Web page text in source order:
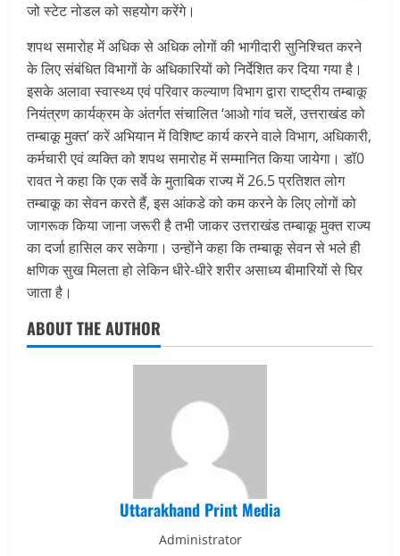
जो स्टेट नोडल को सहयोग करेंगे।
शपथ समारोह में अधिक से अधिक लोगों की भागीदारी सुनिश्चित करने
के लिए संबंधित विभागों के अधिकारियों को निर्देशित कर दिया गया है।
इसके अलावा स्वास्थ्य एवं परिवार कल्याण विभाग द्वारा राष्ट्रीय तम्बाकू
नियंत्रण कार्यक्रम के अंतर्गत संचालित ‘आओ गांव चलें, उत्तराखंड को
तम्बाकू मुक्त’ करें अभियान में विशिष्ट कार्य करने वाले विभाग, अधिकारी,
कर्मचारी एवं व्यक्ति को शपथ समारोह में सम्मानित किया जायेगा। डॉ0
रावत ने कहा कि एक सर्वे के मुताबिक राज्य में 26.5 प्रतिशत लोग
तम्बाकू का सेवन करते हैं, इस आंकडे को कम करने के लिए लोगों को
जागरूक किया जाना जरूरी है तभी जाकर उत्तराखंड तम्बाकू मुक्त राज्य
का दर्जा हासिल कर सकेगा। उन्होंने कहा कि तम्बाकू सेवन से भले ही
क्षणिक सुख मिलता हो लेकिन धीरे-धीरे शरीर असाध्य बीमारियों से घिर
जाता है।
ABOUT THE AUTHOR
Uttarakhand Print Media
Administrator